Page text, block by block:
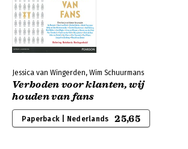
Jessica van Wingerden, Wim Schuurmans
Verboden voor klanten, wij
houden van fans
Paperback | Nederlands 25,65